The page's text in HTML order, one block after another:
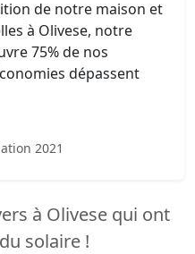
de notre maison et
à Olivese, notre
75% de nos
dépassent
2021
à Olivese qui ont
solaire !